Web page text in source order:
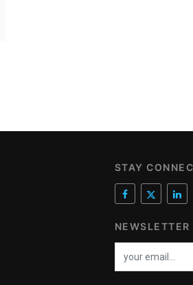
STAY
NEWSLETTER